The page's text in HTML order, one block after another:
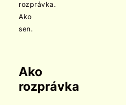
rozprávka.
Ako
sen.
Ako
rozprávka